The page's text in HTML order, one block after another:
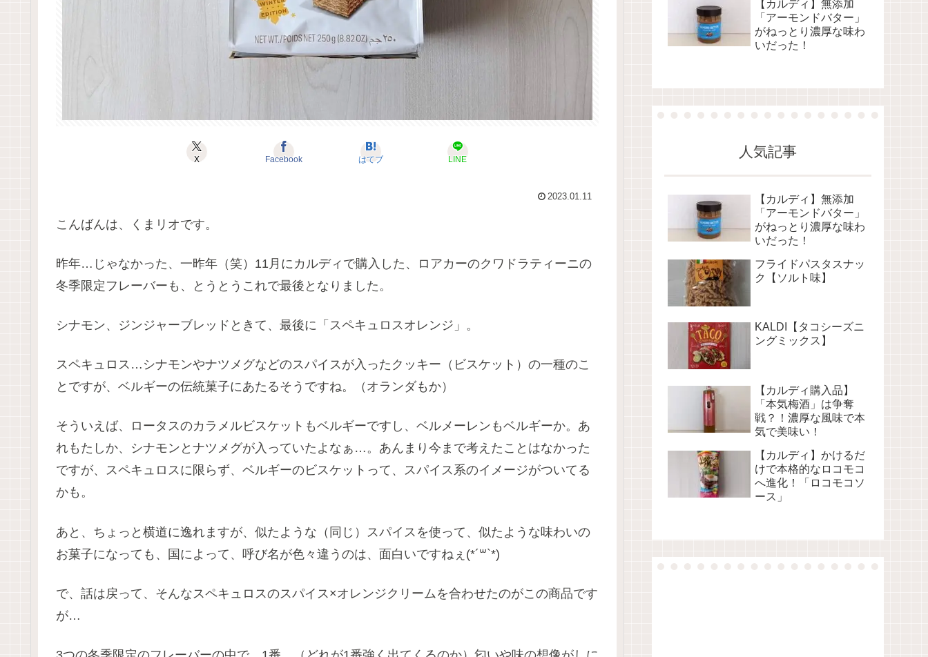
X Facebook はてブ LINE
2023.01.11
こんばんは、くまリオです。
昨年…じゃなかった、一昨年（笑）11月にカルディで購入した、ロアカーのクワドラティーニの
冬季限定フレーバーも、とうとうこれで最後となりました。
シナモン、ジンジャーブレッドときて、最後に「スペキュロスオレンジ」。
スペキュロス…シナモンやナツメグなどのスパイスが入ったクッキー（ビスケット）の一種のこ
とですが、ベルギーの伝統菓子にあたるそうですね。（オランダもか）
そういえば、ロータスのカラメルビスケットもベルギーですし、ベルメーレンもベルギーか。あ
れもたしか、シナモンとナツメグが入っていたよなぁ…。あんまり今まで考えたことはなかった
ですが、スペキュロスに限らず、ベルギーのビスケットって、スパイス系のイメージがついてる
かも。
あと、ちょっと横道に逸れますが、似たような（同じ）スパイスを使って、似たような味わいの
お菓子になっても、国によって、呼び名が色々違うのは、面白いですねぇ(*´꒳`*)
で、話は戻って、そんなスペキュロスのスパイス×オレンジクリームを合わせたのがこの商品です
が…
【カルディ】無添加
「アーモンドバター」
がねっとり濃厚な味わ
いだった！
人気記事
【カルディ】無添加
「アーモンドバター」
がねっとり濃厚な味わ
いだった！
フライドパスタスナッ
ク【ソルト味】
KALDI【タコシーズニ
ングミックス】
【カルディ購入品】
「本気梅酒」は争奪
戦？！濃厚な風味で本
気で美味い！
【カルディ】かけるだ
けで本格的なロコモコ
へ進化！「ロコモコソ
ース」